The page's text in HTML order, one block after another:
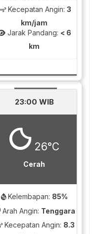
Kecepatan Angin: 3
km/jam
Jarak Pandang: < 6
km
23:00 WIB
26°C
Cerah
Kelembapan: 85%
Arah Angin: Tenggara
Kecepatan Angin: 8.3